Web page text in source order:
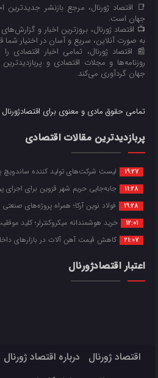
📑 اقتصاد ژورنال، مرجع بازنشر جدیدترین
جهان است.
📺 اقتصاد ژورنال، بروزترین اخبار و
به صورت آنلاین، سریع و آسان در اختیار شما
📰 اقتصاد ژورنال، تمامی اخبار اقتصادی
روزنامه‌ها و مجلات اقتصادی و
جهان گردآوری می‌کند.
تمامی حقوق مادی و معنوی برای
پربازدیدترین مقالات اقتصادی
19:27 لیست شرکت‌های تولید کننده ساندویچ
11:28 جابه‌جایی حریم شهر قزوین برای اجرای
19:28 فولاد نوین آرکا؛ همراه پروژه‌های
12:01 خرید هوشمندانه میکروکنترلر؛ کلید
21:07 کاهش قیمت آهن آلات در بازارهای
اعتبار اقتصادژورنال
اقتصاد ژورنال درباره اقتصاد ژورنال